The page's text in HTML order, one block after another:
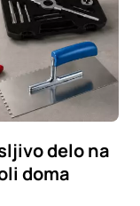
delo na
doma